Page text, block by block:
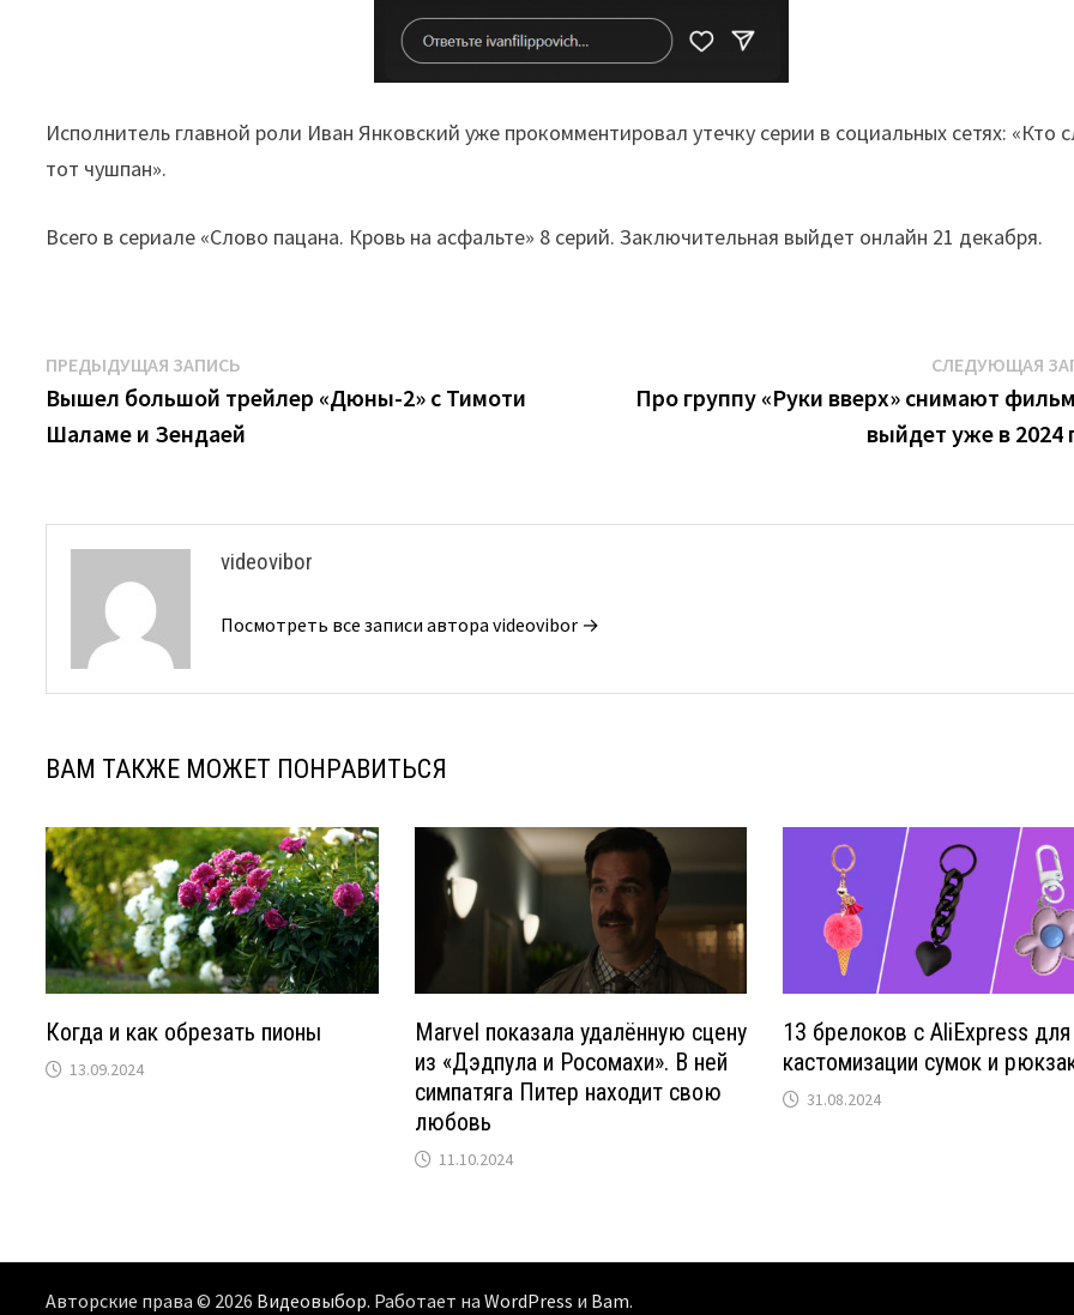
Исполнитель главной роли Иван Янковский уже прокомментировал утечку серии в социальных сетях: «Кто
тот чушпан».
Всего в сериале «Слово пацана. Кровь на асфальте» 8 серий. Заключительная выйдет онлайн 21 декабря.
Навигация
по
ПРЕДЫДУЩАЯ ЗАПИСЬ
запись:
Вышел большой трейлер «Дюны-2» с Тимоти
Шаламе и Зендаей
СЛЕДУЮЩАЯ
Про группу «Руки вверх» снимают
выйдет уже в 2024
videovibor
Посмотреть все записи автора videovibor →
ВАМ ТАКЖЕ МОЖЕТ ПОНРАВИТЬСЯ
Когда и как обрезать пионы
13.09.2024
Marvel показала удалённую сцену
из «Дэдпула и Росомахи». В ней
симпатяга Питер находит свою
любовь
11.10.2024
13 брелоков с AliExpress для
кастомизации сумок и
31.08.2024
Авторские права © 2026 Видеовыбор. Работает наWordPress и Bam.